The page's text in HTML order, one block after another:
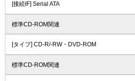
[接続IF] Serial ATA
標準CD-ROM関連
[タイプ] CD-R/-RW・DVD-ROM
標準CD-ROM関連